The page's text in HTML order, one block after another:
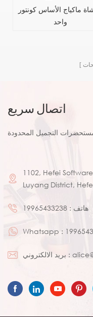
ماكياج الأساس كونتور
واحد
اتصال سريع
التجميل المحدودة
1102, Hefei
Luyang District,
هاتف : 19965433238
Whatsapp :
بريد الالكتروني :